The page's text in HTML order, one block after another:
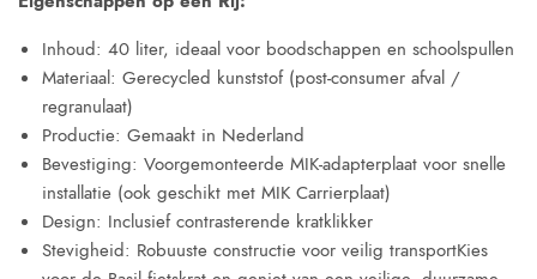
Inhoud: 40 liter, ideaal voor boodschappen en schoolspullen
Materiaal: Gerecycled kunststof (post-consumer afval /
regranulaat)
Productie: Gemaakt in Nederland
Bevestiging: Voorgemonteerde MIK-adapterplaat voor snelle
installatie (ook geschikt met MIK Carrierplaat)
Design: Inclusief contrasterende kratklikker
Stevigheid: Robuuste constructie voor veilig transportKies